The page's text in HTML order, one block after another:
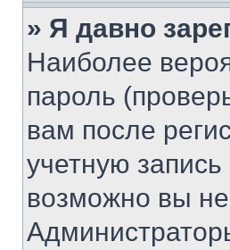
» Я давно
Наиболее
пароль
вам после
учетную
возможно вы